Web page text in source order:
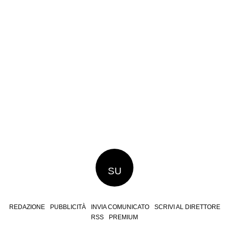
SU
REDAZIONE PUBBLICITÀ INVIA COMUNICATO
SCRIVI AL DIRETTORE
RSS
PREMIUM